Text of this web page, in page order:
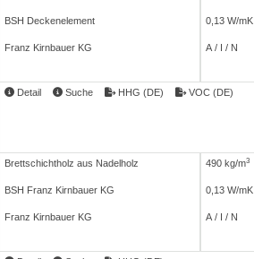
BSH Deckenelement 0,13 W/mK
Franz Kirnbauer KG A / I / N
Detail Suche HHG (DE) VOC (DE)
Brettschichtholz aus Nadelholz 490 kg/m3
BSH Franz Kirnbauer KG 0,13 W/mK
Franz Kirnbauer KG A / I / N